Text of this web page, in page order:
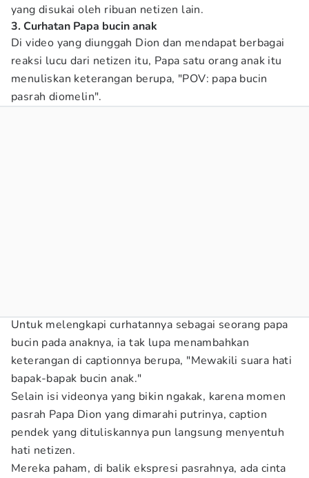
yang disukai oleh ribuan netizen lain.
3. Curhatan Papa bucin anak
Di video yang diunggah Dion dan mendapat berbagai
reaksi lucu dari netizen itu, Papa satu orang anak itu
menuliskan keterangan berupa, "POV: papa bucin
pasrah diomelin".
Untuk melengkapi curhatannya sebagai seorang papa
bucin pada anaknya, ia tak lupa menambahkan
keterangan di captionnya berupa, "Mewakili suara hati
bapak-bapak bucin anak."
Selain isi videonya yang bikin ngakak, karena momen
pasrah Papa Dion yang dimarahi putrinya, caption
pendek yang dituliskannya pun langsung menyentuh
hati netizen.
Mereka paham, di balik ekspresi pasrahnya, ada cinta